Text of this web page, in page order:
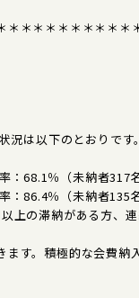
＊＊＊＊＊＊＊＊＊＊
況は以下のとおりです。
68.1％（未納者317名
86.4％（未納者135名
上の滞納がある方、
ます。積極的な会費納